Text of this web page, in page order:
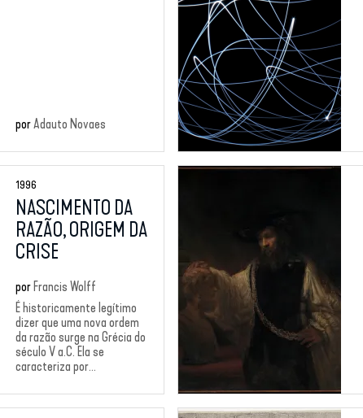
porAdauto Novaes
1996
NASCIMENTO DA
RAZÃO, ORIGEM DA
CRISE
por Francis Wolff
É historicamente legítimo
dizer que uma nova ordem
da razão surge na Grécia do
século V a.C. Ela se
caracteriza por...